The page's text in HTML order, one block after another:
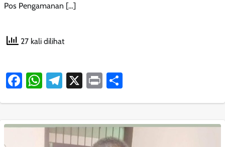
Pos Pengamanan […]
27 kali dilihat
Facebook
WhatsApp
Telegram
X Print